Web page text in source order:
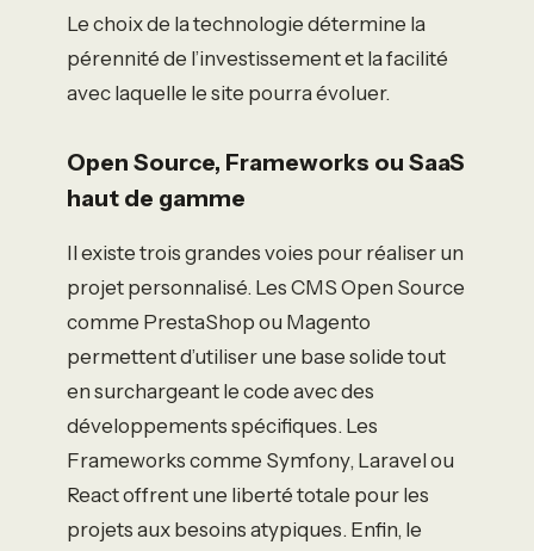
Le choix de la technologie détermine la
pérennité de l’investissement et la facilité
avec laquelle le site pourra évoluer.
Open Source, Frameworks ou SaaS
haut de gamme
Il existe trois grandes voies pour réaliser un
projet personnalisé. Les CMS Open Source
comme PrestaShop ou Magento
permettent d’utiliser une base solide tout
en surchargeant le code avec des
développements spécifiques. Les
Frameworks comme Symfony, Laravel ou
React offrent une liberté totale pour les
projets aux besoins atypiques. Enfin, le